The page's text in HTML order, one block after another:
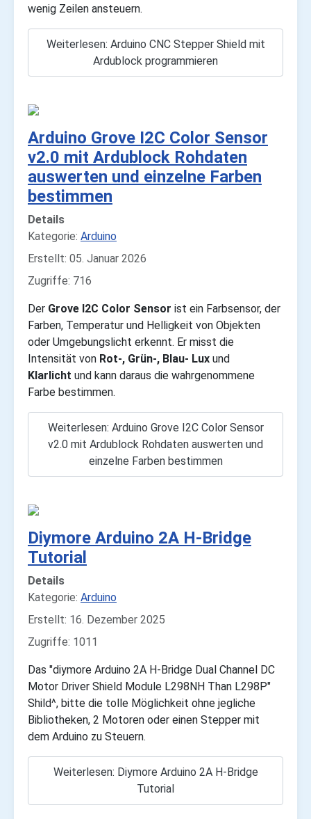
wenig Zeilen ansteuern.
Weiterlesen: Arduino CNC Stepper Shield mit
Ardublock programmieren
Arduino Grove I2C Color Sensor
v2.0 mit Ardublock Rohdaten
auswerten und einzelne Farben
bestimmen
Details
Kategorie: Arduino
Erstellt: 05. Januar 2026
Zugriffe: 716
Der Grove I2C Color Sensor ist ein Farbsensor, der
Farben, Temperatur und Helligkeit von Objekten
oder Umgebungslicht erkennt. Er misst die
Intensität von Rot-, Grün-, Blau- Lux und
Klarlicht und kann daraus die wahrgenommene
Farbe bestimmen.
Weiterlesen: Arduino Grove I2C Color Sensor
v2.0 mit Ardublock Rohdaten auswerten und
einzelne Farben bestimmen
Diymore Arduino 2A H-Bridge
Tutorial
Details
Kategorie: Arduino
Erstellt: 16. Dezember 2025
Zugriffe: 1011
Das "diymore Arduino 2A H-Bridge Dual Channel DC
Motor Driver Shield Module L298NH Than L298P"
Shild^, bitte die tolle Möglichkeit ohne jegliche
Bibliotheken, 2 Motoren oder einen Stepper mit
dem Arduino zu Steuern.
Weiterlesen: Diymore Arduino 2A H-Bridge
Tutorial